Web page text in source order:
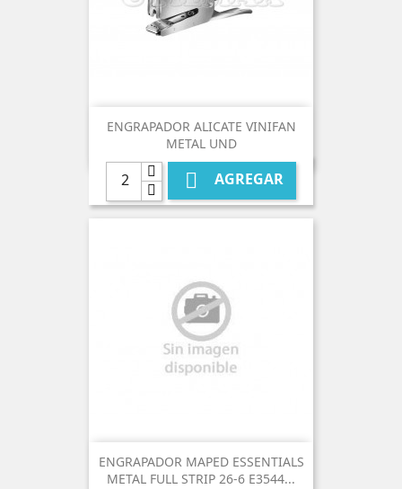
ENGRAPADOR ALICATE VINIFAN
METAL UND
 AGREGAR
ENGRAPADOR MAPED ESSENTIALS
METAL FULL STRIP 26-6 E3544...